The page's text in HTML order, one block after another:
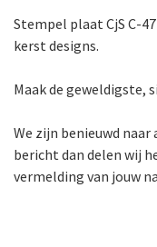
Stempel plaat CjS C-
kerst designs.
Maak de geweldigste,
We zijn benieuwd
bericht dan delen wij
vermelding van jouw